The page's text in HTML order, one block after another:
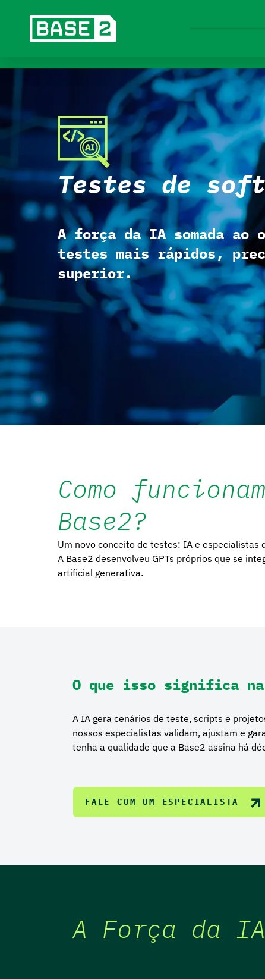
Testes de
A força da IA somada ao
testes mais rápidos,
superior.
Como
Base2?
Um novo conceito de testes: IA e especialistas
A Base2 desenvolveu GPTs próprios que se
artificial generativa.
O que isso significa
A IA gera cenários de teste, scripts e
nossos especialistas validam, ajustam e
tenha a qualidade que a Base2 assina há
FALE COM UM ESPECIALISTA
A Força da